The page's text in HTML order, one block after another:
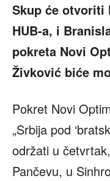
Skup će otvoriti
HUB-a, i
pokreta Novi
Živković biće
Pokret Novi
„Srbija pod
održati u
Pančevu, u